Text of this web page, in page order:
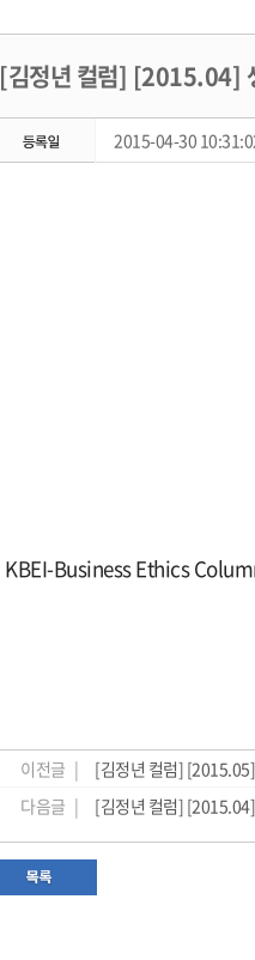
[김정년 컬럼] [2015.04]
2015-04-30
KBEI-Business Ethics
이전글 |
[김정년 컬럼]
다음글 |
[김정년 컬럼]